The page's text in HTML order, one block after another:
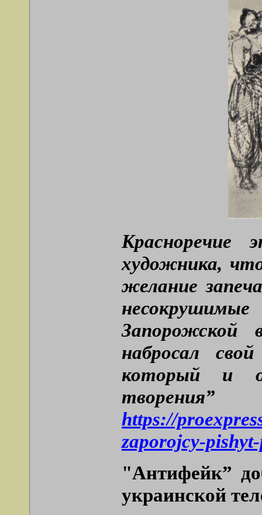
Красноречие
художника,
желание
Запорожской
набросал
который и
https://
zaporojcy-
"Антифейк”
украинской